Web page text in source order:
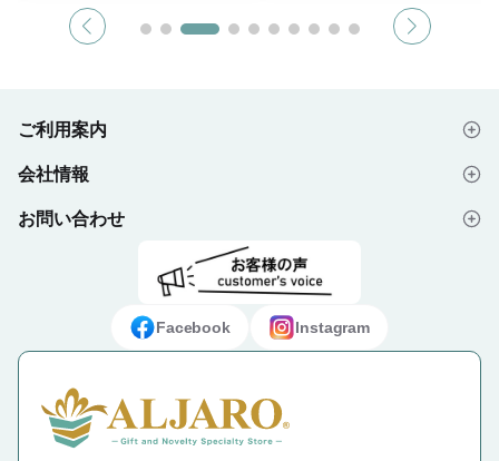
オリジナル付箋作成が可能です！ フ
ィルム付箋は1枚取り出すと、次の1
会人向けのノベルティとしておすすめ
です。 こちらは名入れ注文のみ対応
けます。
縦長サイズで手帳に挟んでご使用頂け
オープンキャンパスや企業の展示会な
印刷してお配りするのにおすすめで
ご利用案内
はじめての方へ
ご注文の流れ
デザイン入稿データについて
ギフト・ノベルティ納入事例
会社情報
会社概要
プライバシーポリシー
お問い合わせ
お問い合わせフォームFacebook Instagram